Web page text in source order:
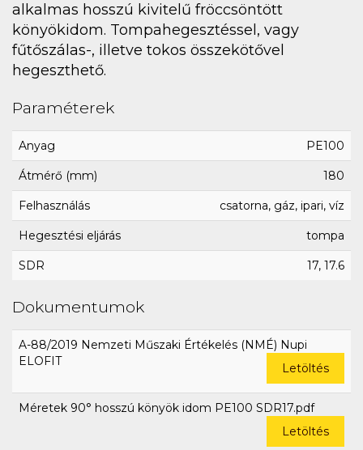
alkalmas hosszú kivitelű fröccsöntött
könyökidom. Tompahegesztéssel, vagy
fűtőszálas-, illetve tokos összekötővel
hegeszthető.
Paraméterek
Anyag PE100
Átmérő (mm) 180
Felhasználás csatorna, gáz, ipari, víz
Hegesztési eljárás tompa
SDR 17, 17.6
Dokumentumok
A-88/2019 Nemzeti Műszaki Értékelés (NMÉ) Nupi
ELOFIT
Letöltés
Méretek 90° hosszú könyök idom PE100 SDR17.pdf
Letöltés